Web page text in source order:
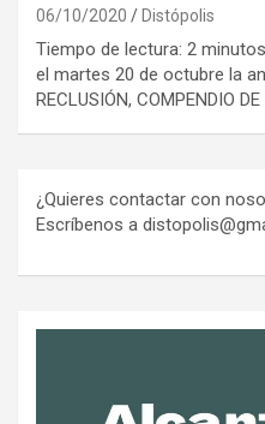
06/10/2020 Distópolis
Tiempo de lectura: 2
el martes 20 de octubre la
RECLUSIÓN, COMPENDIO
¿Quieres contactar con
Escríbenos a